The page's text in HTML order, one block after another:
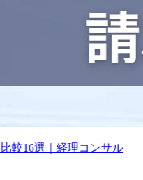
較16選｜経理コンサル